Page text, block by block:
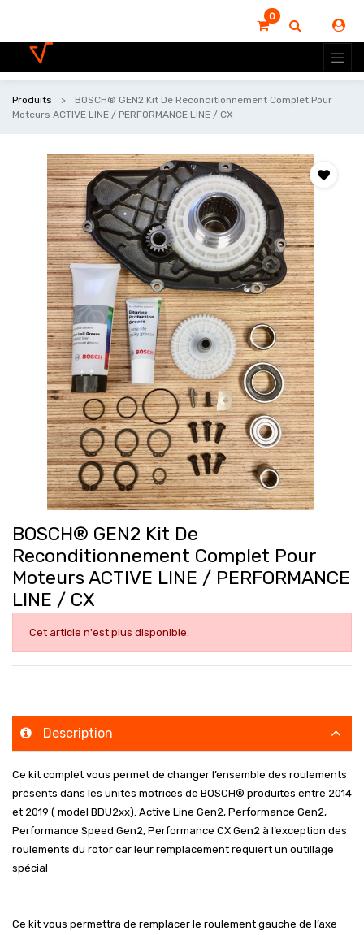
0
Produits
BOSCH® GEN2 Kit De Reconditionnement Complet Pour
Moteurs ACTIVE LINE / PERFORMANCE LINE / CX
BOSCH® GEN2 Kit De
Reconditionnement Complet Pour
Moteurs ACTIVE LINE / PERFORMANCE
LINE / CX
Cet article n'est plus disponible.
Description
Ce kit complet vous permet de changer l’ensemble des roulements
présents dans les unités motrices de BOSCH® produites entre 2014
et 2019 ( model BDU2xx). Active Line Gen2, Performance Gen2,
Performance Speed Gen2, Performance CX Gen2 à l’exception des
roulements du rotor car leur remplacement requiert un outillage
spécial
Ce kit vous permettra de remplacer le roulement gauche de l’axe